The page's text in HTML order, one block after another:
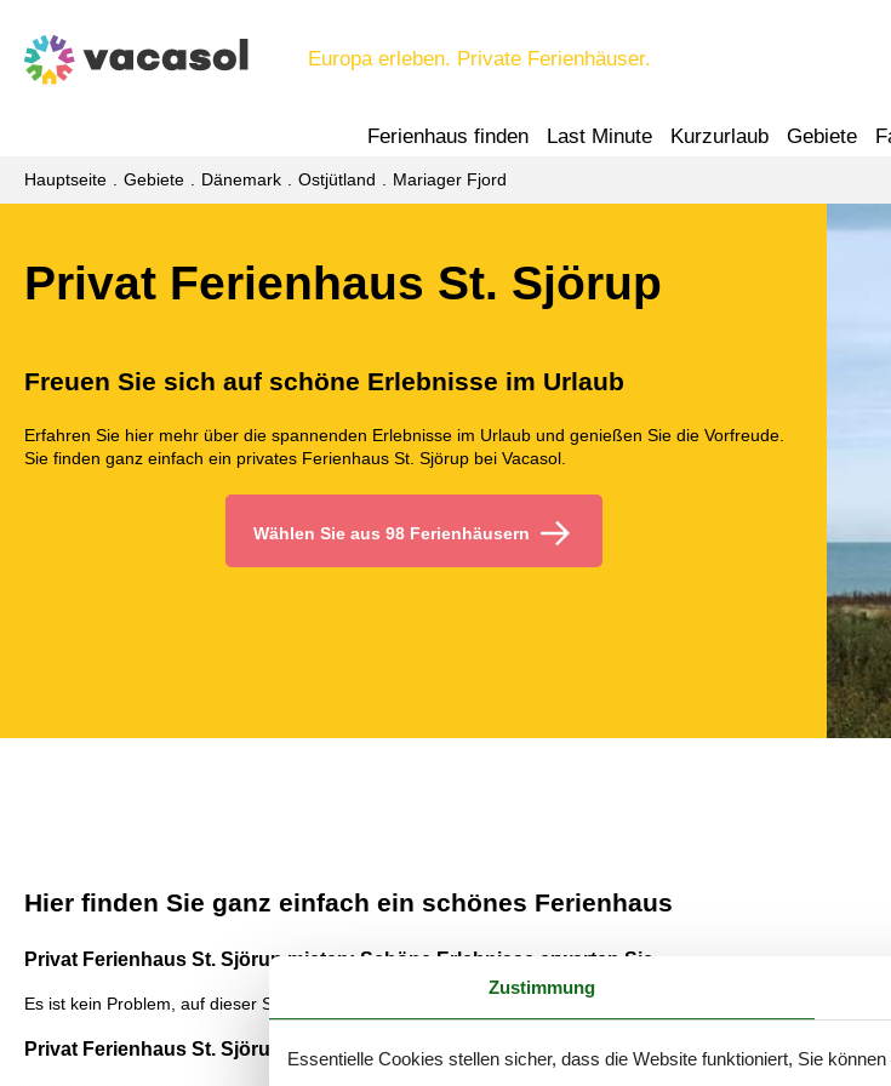
Europa erleben. Private Ferienhäuser.
Ferienhaus finden Last Minute Kurzurlaub Gebiete
Hauptseite Gebiete Dänemark Ostjütland Mariager Fjord
Privat Ferienhaus St. Sjörup
Freuen Sie sich auf schöne Erlebnisse im Urlaub
Erfahren Sie hier mehr über die spannenden Erlebnisse im Urlaub und genießen Sie die Vorfreude.
Sie finden ganz einfach ein privates Ferienhaus St. Sjörup bei Vacasol.
Wählen Sie aus 98 Ferienhäusern
Hier finden Sie ganz einfach ein schönes Ferienhaus
Privat Ferienhaus St. Sjörup mieten: Schöne Erlebnisse erwarten Sie
Es ist kein Problem, auf dieser Seite das richtige, privat vermietete Ferienhaus St. Sjörup zu finden.
Privat Ferienhaus St. Sjörup: Die grösste Auswahl
Zustimmung
Essentielle Cookies stellen sicher, dass die Website funktioniert, Sie